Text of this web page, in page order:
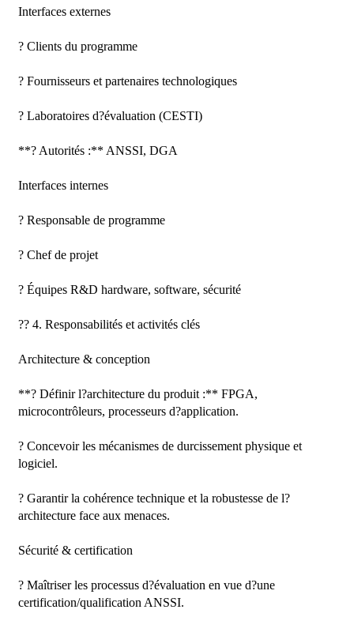
Interfaces externes
? Clients du programme
? Fournisseurs et partenaires technologiques
? Laboratoires d?évaluation (CESTI)
**? Autorités :** ANSSI, DGA
Interfaces internes
? Responsable de programme
? Chef de projet
? Équipes R&D hardware, software, sécurité
?? 4. Responsabilités et activités clés
Architecture & conception
**? Définir l?architecture du produit :** FPGA,
microcontrôleurs, processeurs d?application.
? Concevoir les mécanismes de durcissement physique et
logiciel.
? Garantir la cohérence technique et la robustesse de l?
architecture face aux menaces.
Sécurité & certification
? Maîtriser les processus d?évaluation en vue d?une
certification/qualification ANSSI.